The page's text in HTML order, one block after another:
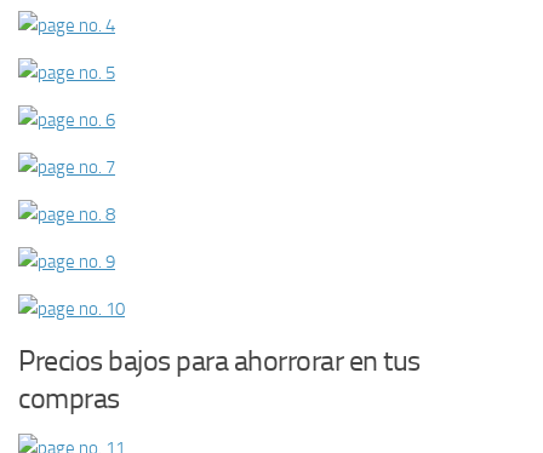
Precios bajos para ahorrorar en tus
compras